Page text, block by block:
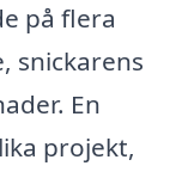
på flera
snickarens
En
projekt,